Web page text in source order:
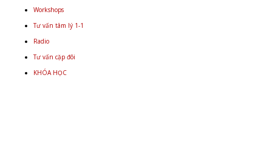
Workshops
Tư vấn tâm lý 1-1
Radio
Tư vấn cặp đôi
KHÓA HỌC